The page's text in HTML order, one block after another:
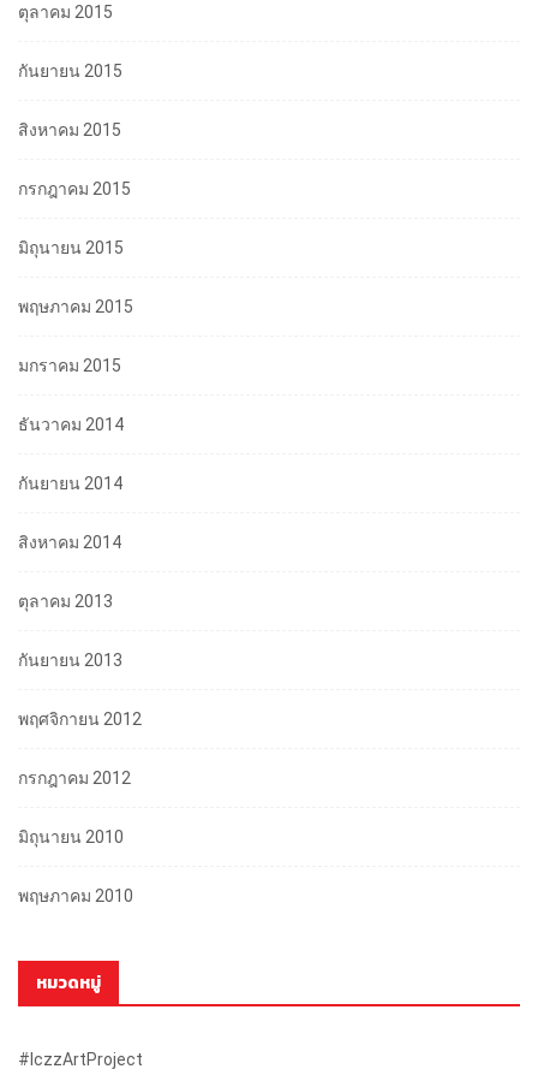
ตุลาคม 2015
กันยายน 2015
สิงหาคม 2015
กรกฎาคม 2015
มิถุนายน 2015
พฤษภาคม 2015
มกราคม 2015
ธันวาคม 2014
กันยายน 2014
สิงหาคม 2014
ตุลาคม 2013
กันยายน 2013
พฤศจิกายน 2012
กรกฎาคม 2012
มิถุนายน 2010
พฤษภาคม 2010
หมวดหมู่
#iczzArtProject